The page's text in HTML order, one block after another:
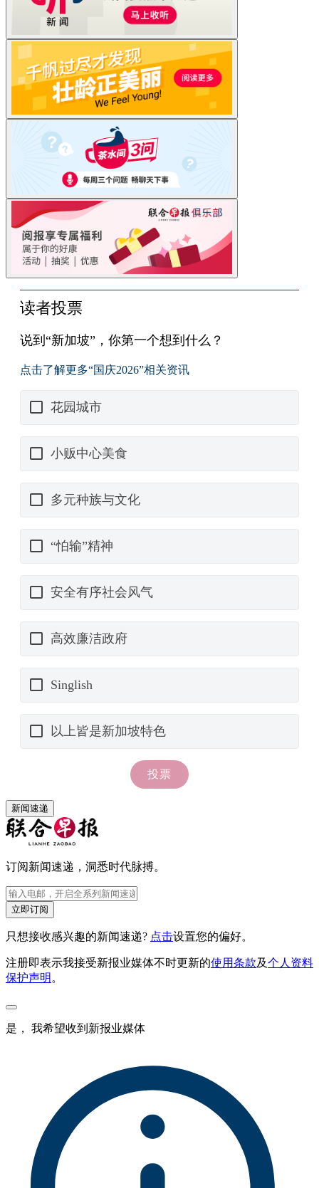
新闻速递
订阅新闻速递，洞悉时代脉搏。
立即订阅
只想接收感兴趣的新闻速递? 点击设置您的偏好。
注册即表示我接受新报业媒体不时更新的使用条款及个人资料
保护声明 。
是， 我希望收到新报业媒体